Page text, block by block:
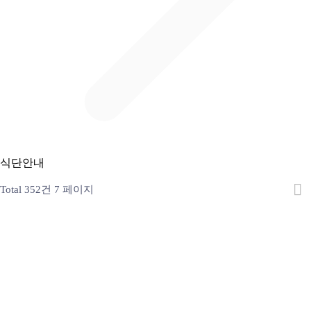
식단안내
Total 352건 7 페이지